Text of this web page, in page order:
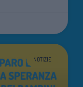
NOTIZIE